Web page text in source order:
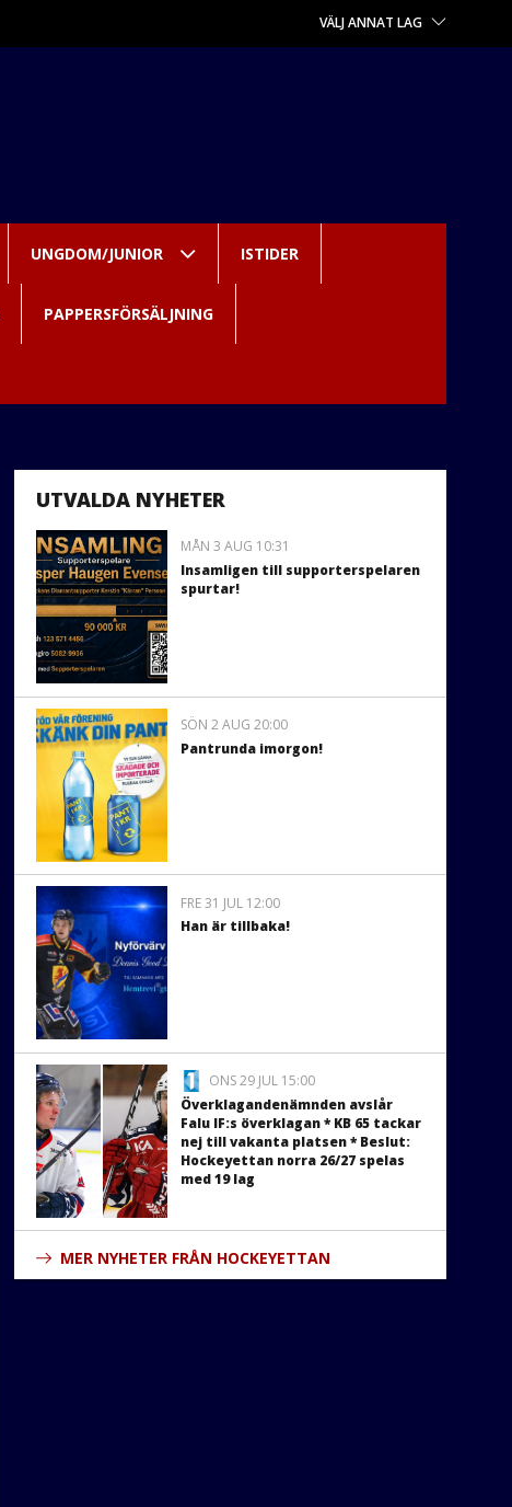
VÄLJ ANNAT LAG
UNGDOM/JUNIOR ISTIDER
PAPPERSFÖRSÄLJNING
UTVALDA NYHETER
MÅN 3 AUG 10:31
Insamligen till supporterspelaren
spurtar!
SÖN 2 AUG 20:00
Pantrunda imorgon!
FRE 31 JUL 12:00
Han är tillbaka!
ONS 29 JUL 15:00
Överklagandenämnden avslår
Falu IF:s överklagan * KB 65 tackar
nej till vakanta platsen * Beslut:
Hockeyettan norra 26/27 spelas
med 19 lag
MER NYHETER FRÅN HOCKEYETTAN